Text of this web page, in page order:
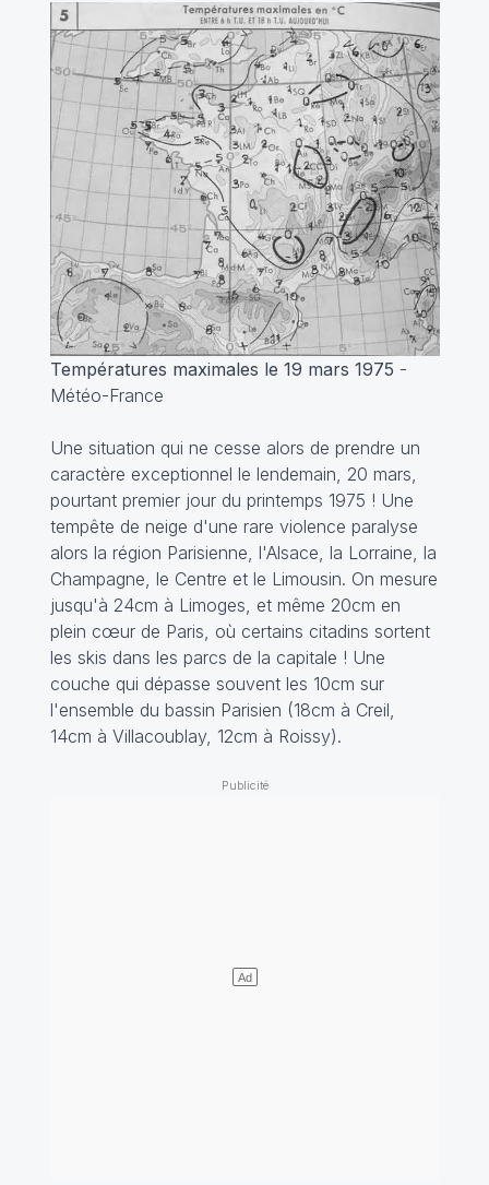
Températures maximales le 19 mars 1975 -
Météo-France
Une situation qui ne cesse alors de prendre un
caractère exceptionnel le lendemain, 20 mars,
pourtant premier jour du printemps 1975 ! Une
tempête de neige d'une rare violence paralyse
alors la région Parisienne, l'Alsace, la Lorraine, la
Champagne, le Centre et le Limousin. On mesure
jusqu'à 24cm à Limoges, et même 20cm en
plein cœur de Paris, où certains citadins sortent
les skis dans les parcs de la capitale ! Une
couche qui dépasse souvent les 10cm sur
l'ensemble du bassin Parisien (18cm à Creil,
14cm à Villacoublay, 12cm à Roissy).